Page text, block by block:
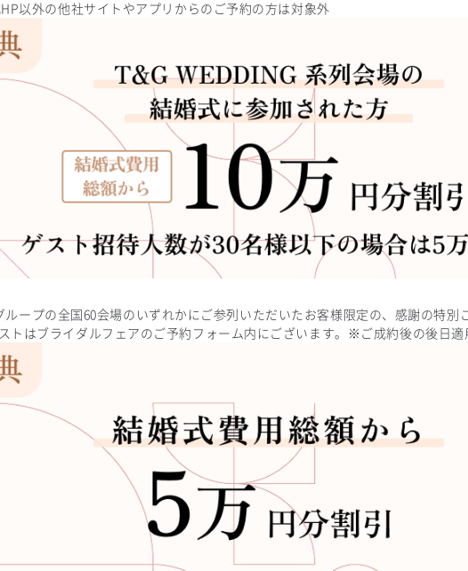
以外の他社サイトやアプリからのご予約の方は対象外
ループの全国60会場のいずれかにご参列いただいたお客様限定の、感謝の特
トはブライダルフェアのご予約フォーム内にございます。※ご成約後の後日適